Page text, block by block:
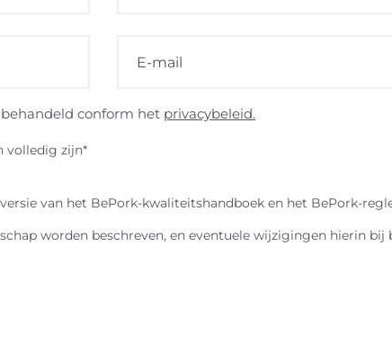
conform het privacybeleid.
volledig zijn*
van het BePork-kwaliteitshandboek en het BePork-
worden beschreven, en eventuele wijzigingen hierin bij